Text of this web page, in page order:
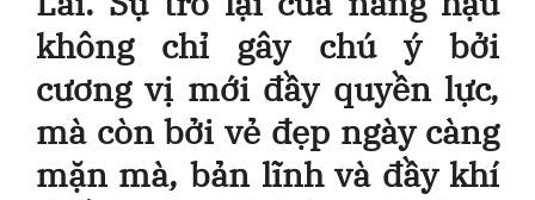
không chỉ gây chú ý bởi
cương vị mới đầy quyền lực,
mà còn bởi vẻ đẹp ngày càng
mặn mà, bản lĩnh và đầy khí